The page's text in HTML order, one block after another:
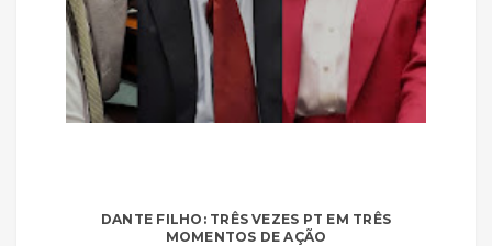
DANTE FILHO: TRÊS VEZES PT EM TRÊS
MOMENTOS DE AÇÃO